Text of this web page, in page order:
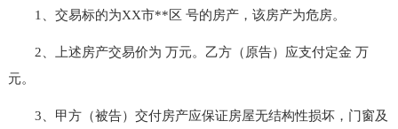
1、交易标的为XX市**区 号的房产，该房产为危房。
2、上述房产交易价为 万元。乙方（原告）应支付定金 万
元。
3、甲方（被告）交付房产应保证房屋无结构性损坏，门窗及